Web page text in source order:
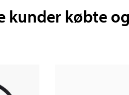
kunder købte